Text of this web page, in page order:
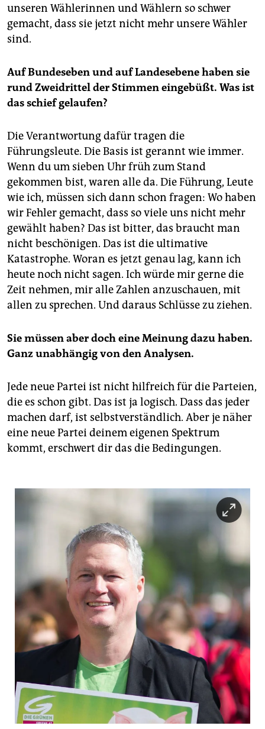
unseren Wählerinnen und Wählern so schwer
gemacht, dass sie jetzt nicht mehr unsere Wähler
sind.
Auf Bundeseben und auf Landesebene haben sie
rund Zweidrittel der Stimmen eingebüßt. Was ist
das schief gelaufen?
Die Verantwortung dafür tragen die
Führungsleute. Die Basis ist gerannt wie immer.
Wenn du um sieben Uhr früh zum Stand
gekommen bist, waren alle da. Die Führung, Leute
wie ich, müssen sich dann schon fragen: Wo haben
wir Fehler gemacht, dass so viele uns nicht mehr
gewählt haben? Das ist bitter, das braucht man
nicht beschönigen. Das ist die ultimative
Katastrophe. Woran es jetzt genau lag, kann ich
heute noch nicht sagen. Ich würde mir gerne die
Zeit nehmen, mir alle Zahlen anzuschauen, mit
allen zu sprechen. Und daraus Schlüsse zu ziehen.
Sie müssen aber doch eine Meinung dazu haben.
Ganz unabhängig von den Analysen.
Jede neue Partei ist nicht hilfreich für die Parteien,
die es schon gibt. Das ist ja logisch. Dass das jeder
machen darf, ist selbstverständlich. Aber je näher
eine neue Partei deinem eigenen Spektrum
kommt, erschwert dir das die Bedingungen.